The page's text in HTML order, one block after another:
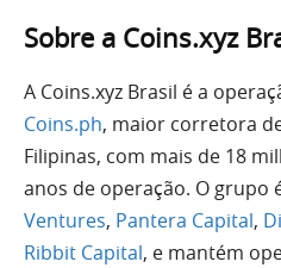
Sobre a Coins.xyz
A Coins.xyz Brasil é a
Coins.ph, maior corretora
Filipinas, com mais de 18
anos de operação. O grupo
Ventures, Pantera Capital,
Ribbit Capital, e mantém